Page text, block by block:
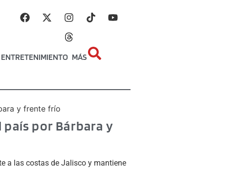
ENTRETENIMIENTO MÁS
y frente frío
por Bárbara y
a las costas de Jalisco y mantiene